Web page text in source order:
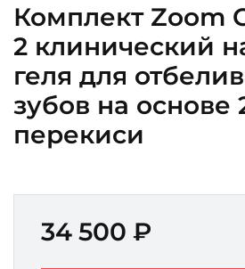
Комплект Zoom
2 клинический
геля для
зубов на основе
перекиси
34 500 ₽